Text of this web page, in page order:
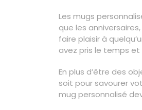
Les mugs
que les
faire plaisir à
avez pris le temps et
En plus d’être des
soit pour savourer
mug personnalisé